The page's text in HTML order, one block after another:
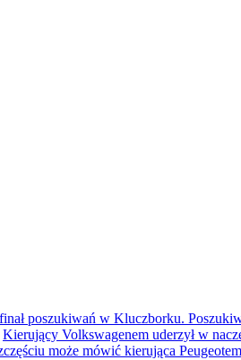
poszukiwań w Kluczborku.
Kierujący Volkswagenem uderzył w
może mówić kierująca